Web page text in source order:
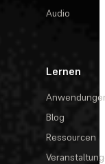
Audio
Lernen
Blog
Ressourcen